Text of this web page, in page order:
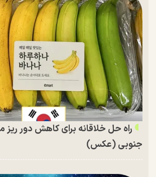
راه حل خلاقانه برای کاهش دور ریز
جنوبی (عکس)